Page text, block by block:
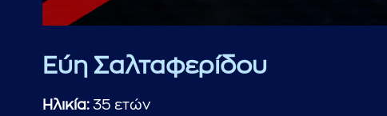
Εύη Σαλταφερίδου
Ηλικία: 35 ετών